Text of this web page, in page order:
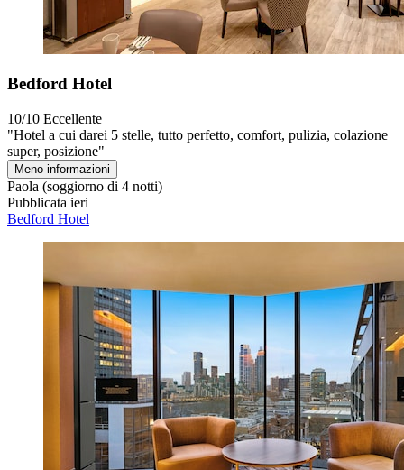
Bedford Hotel
10/10 Eccellente
"Hotel a cui darei 5 stelle, tutto perfetto, comfort, pulizia, colazione
super, posizione"
Meno informazioni
Paola (soggiorno di 4 notti)
Pubblicata ieri
Bedford Hotel